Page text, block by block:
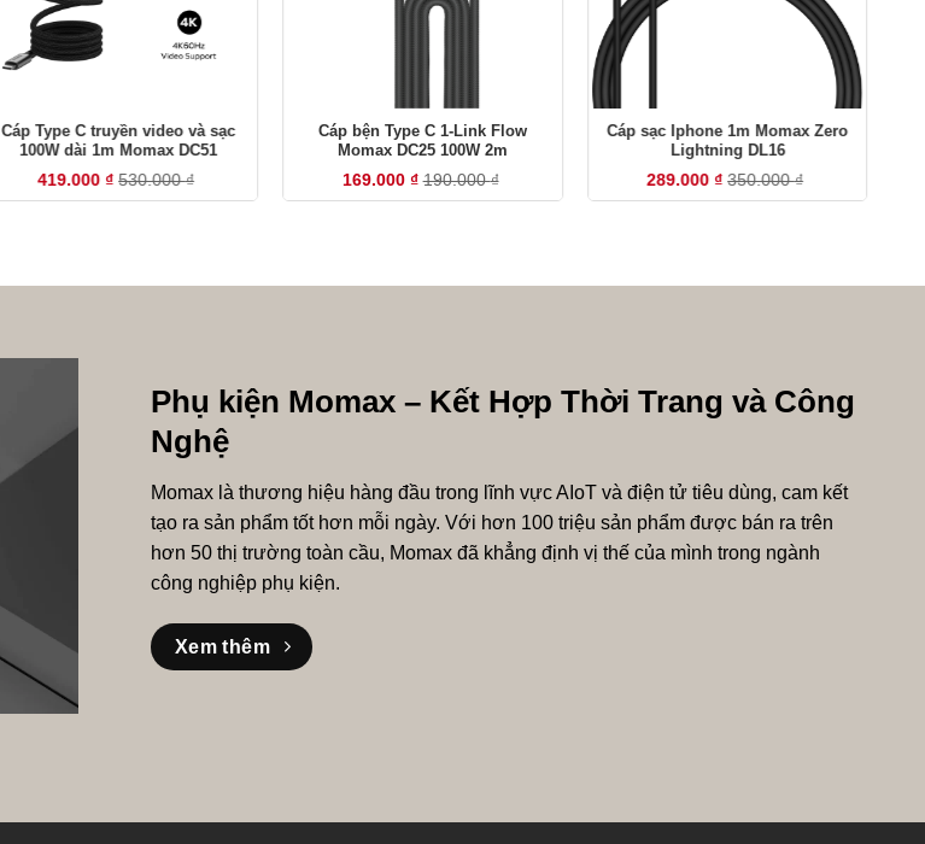
Cáp Type C truyền video và sạc
100W dài 1m Momax DC51
419.000 ₫ 530.000₫
Cáp bện Type C 1-Link Flow
Momax DC25 100W 2m
169.000 ₫ 190.000₫
Cáp sạc Iphone 1m Momax Zero
Lightning DL16
289.000 ₫ 350.000₫
Phụ kiện Momax – Kết Hợp Thời Trang và Công
Nghệ
Momax là thương hiệu hàng đầu trong lĩnh vực AIoT và điện tử tiêu dùng, cam kết
tạo ra sản phẩm tốt hơn mỗi ngày. Với hơn 100 triệu sản phẩm được bán ra trên
hơn 50 thị trường toàn cầu, Momax đã khẳng định vị thế của mình trong ngành
công nghiệp phụ kiện.
Xem thêm